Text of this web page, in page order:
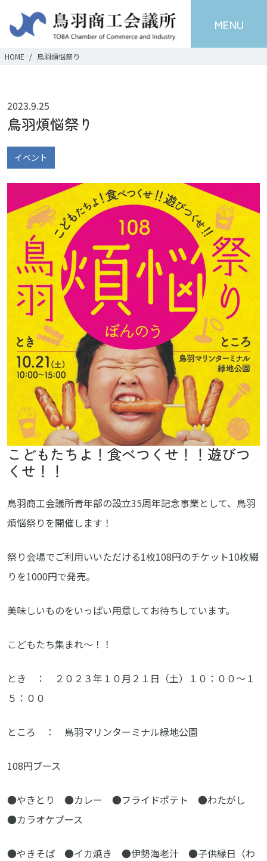
MENU
HOME 鳥羽煩悩祭り
2023.9.25
鳥羽煩悩祭り
イベント
こどもたちよ！食べつくせ！！遊びつ
くせ！！
鳥羽商工会議所青年部の設立35周年記念事業として、鳥羽
煩悩祭りを開催します！
祭り会場でご利用いいただける1枚108円のチケット10枚綴
りを1000円で発売。
美味しいものをいっぱい用意してお待ちしています。
こどもたち集まれ～！！
とき ： ２０２３年１０月２１日（土）１０：００～１
５：００
ところ ： 鳥羽マリンターミナル緑地公園
108円ブース
●やきとり ●カレー ●フライドポテト ●わたがし
●カラオケブース
●やきそば ●イカ焼き ●伊勢海老汁 ●子供縁日（わ